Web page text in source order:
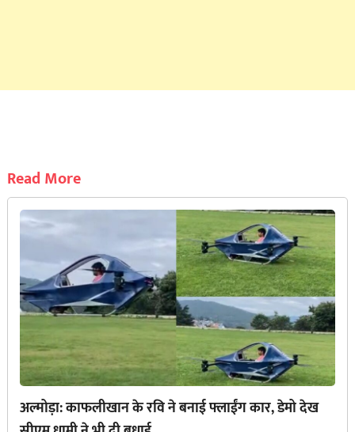
Read More
अल्मोड़ा: काफलीखान के रवि ने बनाई फ्लाईंग कार, डेमो देख